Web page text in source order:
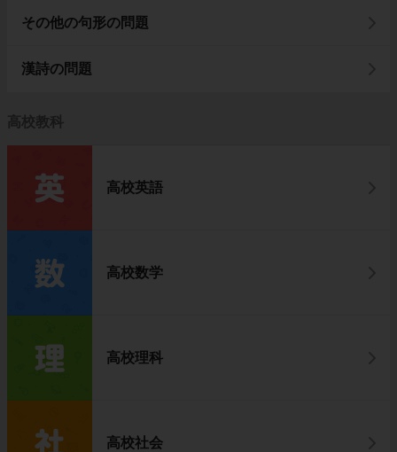
その他の句形の問題
漢詩の問題
高校教科
高校英語
高校数学
高校理科
高校社会